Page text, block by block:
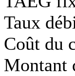
Taux
Coût du
Montant